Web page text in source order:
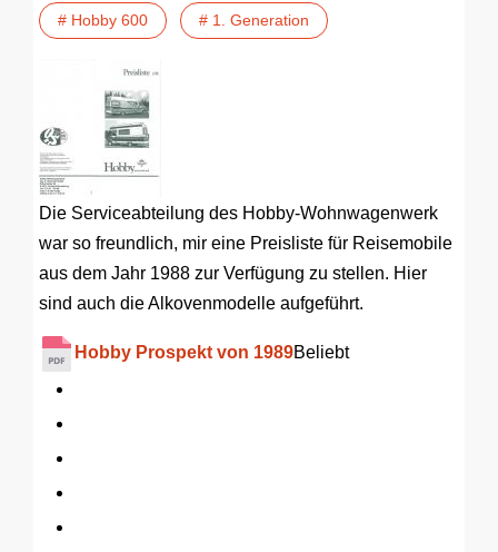
# Hobby 600 # 1. Generation
Die Serviceabteilung des Hobby-Wohnwagenwerk
war so freundlich, mir eine Preisliste für Reisemobile
aus dem Jahr 1988 zur Verfügung zu stellen. Hier
sind auch die Alkovenmodelle aufgeführt.
Hobby Prospekt von 1989Beliebt